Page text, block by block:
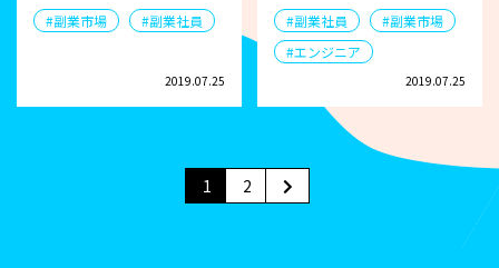
複業を広める活動をしていま
す。具体…
#副業市場 #副業社員
2019.07.25
す。2010年に株式会社…
#副業社員
#副業市場
#エンジニア
2019.07.25
1 2